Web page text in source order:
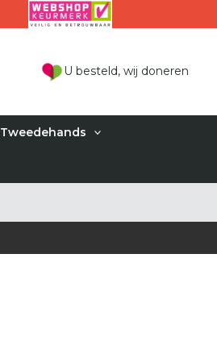
U besteld, wij doneren
Tweedehands